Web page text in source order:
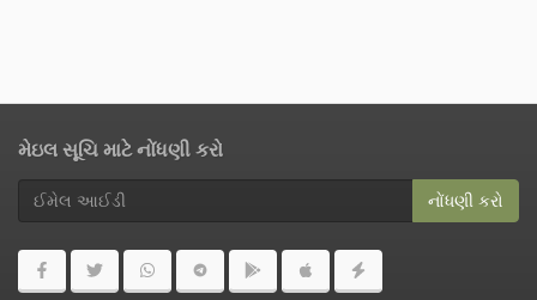
મેઇલ સૂચિ માટે નોંધણી કરો
નોંધણી કરો